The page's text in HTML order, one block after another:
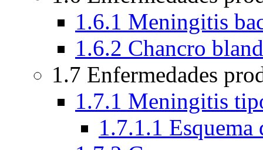
1.6.1 Meningitis
1.6.2 Chancro
1.7 Enfermedades
1.7.1 Meningitis
1.7.1.1 Esquema